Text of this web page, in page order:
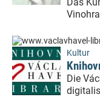
Kultur
Die